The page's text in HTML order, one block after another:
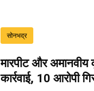
सोनभद्र
मारपीट और
कार्रवाई, 10 आरोपी